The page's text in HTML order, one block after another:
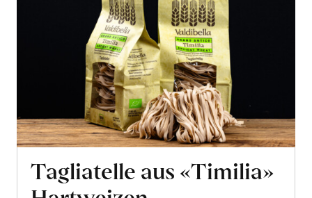
Tagliatelle aus «Timilia»